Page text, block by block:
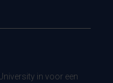
in voor een